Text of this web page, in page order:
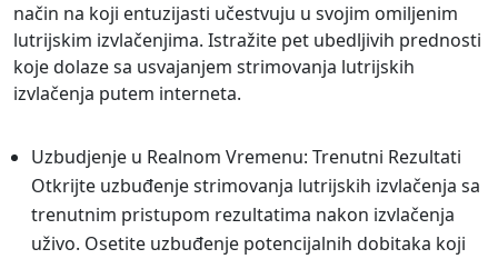
način na koji entuzijasti učestvuju u svojim omiljenim
lutrijskim izvlačenjima. Istražite pet ubedljivih prednosti
koje dolaze sa usvajanjem strimovanja lutrijskih
izvlačenja putem interneta.
Uzbudjenje u Realnom Vremenu: Trenutni Rezultati
Otkrijte uzbuđenje strimovanja lutrijskih izvlačenja sa
trenutnim pristupom rezultatima nakon izvlačenja
uživo. Osetite uzbuđenje potencijalnih dobitaka koji